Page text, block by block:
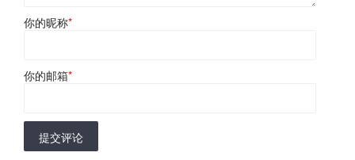
你的昵称*
你的邮箱*
提交评论